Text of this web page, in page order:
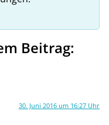
Beitrag:
30. Juni 2016 um 16:27 Uhr